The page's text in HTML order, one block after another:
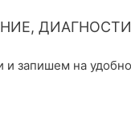
запишем на